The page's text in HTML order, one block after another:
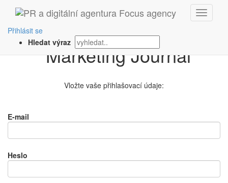
Přihlásit se
Hledat výrazPřihlášení na
Vložte vaše přihlašovací údaje:
E-mail
Heslo